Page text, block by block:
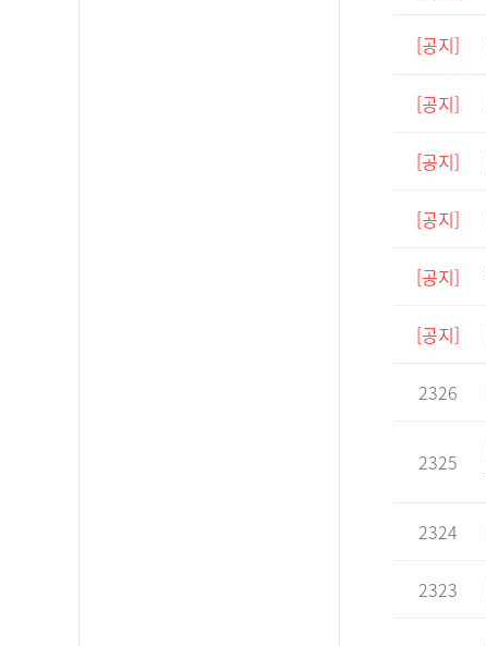
[공지]
[공지]
[공지]
[공지]
[공지]
[공지]
2326
2325
2324
2323